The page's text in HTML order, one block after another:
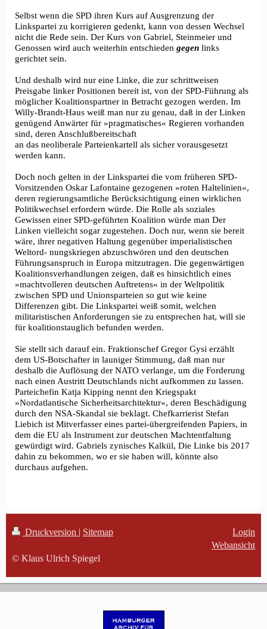
Selbst wenn die SPD ihren Kurs auf Ausgrenzung der
Linkspartei zu korrigieren gedenkt, kann von dessen Wechsel
nicht die Rede sein. Der Kurs von Gabriel, Steinmeier und
Genossen wird auch weiterhin entschieden gegen links
gerichtet sein.
Und deshalb wird nur eine Linke, die zur schrittweisen
Preisgabe linker Positionen bereit ist, von der SPD-Führung als
möglicher Koalitionspartner in Betracht gezogen werden. Im
Willy-Brandt-Haus weiß man nur zu genau, daß in der Linken
genügend Anwärter für »pragmatisches« Regieren vorhanden
sind, deren Anschlußbereitschaft
an das neoliberale Parteienkartell als sicher vorausgesetzt
werden kann.
Doch noch gelten in der Linkspartei die vom früheren SPD-
Vorsitzenden Oskar Lafontaine gezogenen »roten Haltelinien«,
deren regierungsamtliche Berücksichtigung einen wirklichen
Politikwechsel erfordern würde. Die Rolle als soziales
Gewissen einer SPD-geführten Koalition würde man Der
Linken vielleicht sogar zugestehen. Doch nur, wenn sie bereit
wäre, ihrer negativen Haltung gegenüber imperialistischen
Weltord- nungskriegen abzuschwören und den deutschen
Führungsanspruch in Europa mitzutragen. Die gegenwärtigen
Koalitionsverhandlungen zeigen, daß es hinsichtlich eines
»machtvolleren deutschen Auftretens« in der Weltpolitik
zwischen SPD und Unionsparteien so gut wie keine
Differenzen gibt. Die Linkspartei weiß somit, welchen
militaristischen Anforderungen sie zu entsprechen hat, will sie
für koalitionstauglich befunden werden.
Sie stellt sich darauf ein. Fraktionschef Gregor Gysi erzählt
dem US-Botschafter in launiger Stimmung, daß man nur
deshalb die Auflösung der NATO verlange, um die Forderung
nach einen Austritt Deutschlands nicht aufkommen zu lassen.
Parteichefin Katja Kipping nennt den Kriegspakt
»Nordatlantische Sicherheitsarchitektur«, deren Beschädigung
durch den NSA-Skandal sie beklagt. Chefkarrierist Stefan
Liebich ist Mitverfasser eines partei-übergreifenden Papiers, in
dem die EU als Instrument zur deutschen Machtentfaltung
gewürdigt wird. Gabriels zynisches Kalkül, Die Linke bis 2017
dahin zu bekommen, wo er sie haben will, könnte also
durchaus aufgehen.
Druckversion | Sitemap
© Klaus Ulrich Spiegel
Login
Webansicht